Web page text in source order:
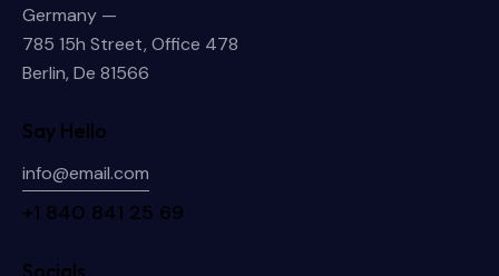
Germany —
785 15h Street, Office 478
Berlin, De 81566
Say Hello
info@email.com
+1 840 841 25 69